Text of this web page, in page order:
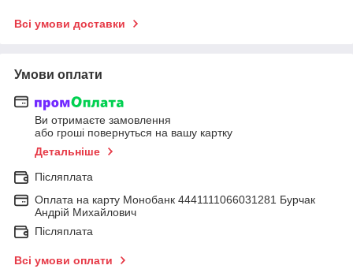
Всі умови доставки
Умови оплати
Ви отримаєте замовлення
або гроші повернуться на вашу картку
Детальніше
Післяплата
Оплата на карту Монобанк 4441111066031281 Бурчак
Андрій Михайлович
Післяплата
Всі умови оплати